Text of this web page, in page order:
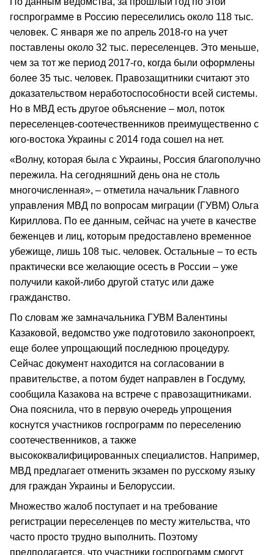
госпрограмме в Россию переселились около 118 тыс.
человек. С января же по апрель 2018-го на учет
поставлены около 32 тыс. переселенцев. Это меньше,
чем за тот же период 2017-го, когда были оформлены
более 35 тыс. человек. Правозащитники считают это
доказательством неработоспособности всей системы.
Но в МВД есть другое объяснение – мол, поток
переселенцев-соотечественников преимущественно с
юго-востока Украины с 2014 года сошел на нет.
«Волну, которая была с Украины, Россия благополучно
пережила. На сегодняшний день она не столь
многочисленная», – отметила начальник Главного
управления МВД по вопросам миграции (ГУВМ) Ольга
Кириллова. По ее данным, сейчас на учете в качестве
беженцев и лиц, которым предоставлено временное
убежище, лишь 108 тыс. человек. Остальные – то есть
практически все желающие осесть в России – уже
получили какой-либо другой статус или даже
гражданство.
По словам же замначальника ГУВМ Валентины
Казаковой, ведомство уже подготовило законопроект,
еще более упрощающий последнюю процедуру.
Сейчас документ находится на согласовании в
правительстве, а потом будет направлен в Госдуму,
сообщила Казакова на встрече с правозащитниками.
Она пояснила, что в первую очередь упрощения
коснутся участников госпрограмм по переселению
соотечественников, а также
высококвалифицированных специалистов. Например,
МВД предлагает отменить экзамен по русскому языку
для граждан Украины и Белоруссии.
Множество жалоб поступает и на требование
регистрации переселенцев по месту жительства, что
часто просто трудно выполнить. Поэтому
предполагается, что участники госпрограмм смогут